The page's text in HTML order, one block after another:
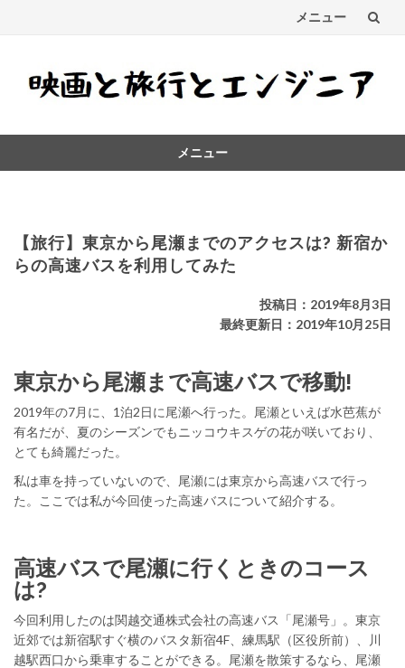
メニュー
ス
メニュー
【旅行】東京から尾瀬までのアクセスは? 新宿か
らの高速バスを利用してみた
投稿日：2019年8月3日
最終更新日：2019年10月25日
東京から尾瀬まで高速バスで移動!
2019年の7月に、1泊2日に尾瀬へ行った。尾瀬といえば水芭蕉が
有名だが、夏のシーズンでもニッコウキスゲの花が咲いており、
とても綺麗だった。
私は車を持っていないので、尾瀬には東京から高速バスで行っ
た。ここでは私が今回使った高速バスについて紹介する。
高速バスで尾瀬に行くときのコース
は?
今回利用したのは関越交通株式会社の高速バス「尾瀬号」。東京
近郊では新宿駅すぐ横のバスタ新宿4F、練馬駅（区役所前）、川
越駅西口から乗車することができる。尾瀬を散策するなら、尾瀬